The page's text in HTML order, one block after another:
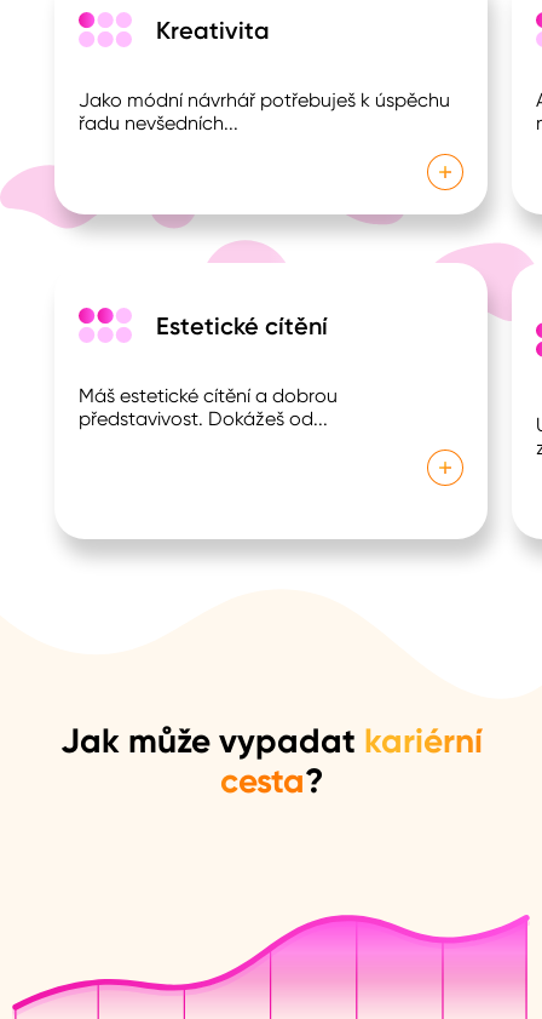
Kreativita
Jako módní návrhář potřebuješ k úspěchu
řadu nevšedních...
Estetické cítění
Máš estetické cítění a dobrou
představivost. Dokážeš od...
Jak může vypadat kariérní
cesta?